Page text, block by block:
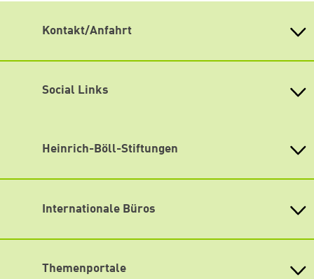
Kontakt/Anfahrt
70182 Stuttgart
Newsletter abonnieren
Social Links
Facebook
Signal
Heinrich-Böll-Stiftungen
Heinrich-Böll-Stiftungen in den
Baden-Württemberg
Internationale Büros
Büro Neu-Delhi - Indien
Themenportale